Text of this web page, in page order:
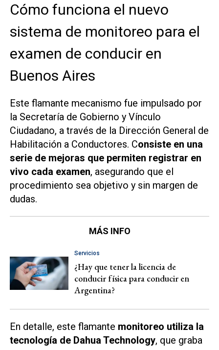
Cómo funciona el nuevo
sistema de monitoreo para el
examen de conducir en
Buenos Aires
Este flamante mecanismo fue impulsado por
la Secretaría de Gobierno y Vínculo
Ciudadano, a través de la Dirección General de
Habilitación a Conductores. Consiste en una
serie de mejoras que permiten registrar en
vivo cada examen, asegurando que el
procedimiento sea objetivo y sin margen de
dudas.
MÁS INFO
Servicios
¿Hay que tener la licencia de
conducir física para conducir en
Argentina?
En detalle, este flamante monitoreo utiliza la
tecnología de Dahua Technology, que graba